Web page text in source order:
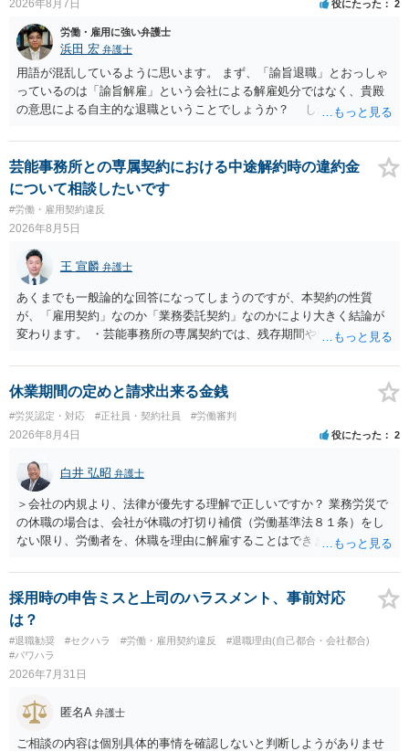
7:00 に相談してみてください。同じように未払となった他の従業員の
方がいれば一緒に相談してみるといいでしょう。
2026年8月7日 役にたった 2
労働・雇用に強い弁護士
浜田 宏 弁護士
用語が混乱しているように思います。 まず、「諭旨退職」とおっしゃ
っているのは「諭旨解雇」という会社による解雇処分ではなく、貴殿
の意思による自主的な退職ということでしょうか？ しかし、記載さ
す。 その場合、解雇には客観的で合理的な理由が必要であり、かつ
解雇という処分が社会通念上相当と認められない限り、解雇は無効で
す。 結局、貴殿のネット炎上の内容や原因、勤務先に与えた影響な
どを具体的に検討しなければ、何とも申し上げることができません。
また、育児休業法関係の問題もあるかもしれません。 ある程度労働
法に関する専門的な知識が必要な事案ですので、一度、お近くの弁護
士にご相談下さい。
芸能事務所との専属契約における中途解約時の違約金
について相談したいです
#労働・雇用契約違反
2026年8月5日
王 宣麟 弁護士
あくまでも一般論的な回答になってしまうのですが、本契約の性質
が、「雇用契約」なのか「業務委託契約」なのかにより大きく結論が
変わります。 ・芸能事務所の専属契約では、残存期間や報酬額、投下
務上よくあるからといって当然に適法という意味ではなく、実際の損
害との対応関係や合理性が重要です。 ・違約金に上限がなくても、常
に有効になるわけではありません。契約が労働契約に近い実態なら労
基法16条で無効となる余地があり、そうでなくても、金額が事務所の
損害と比べて過大なら無効や減額が争点になります。 ・契約前の修正
交渉は一般的です。 交渉の方向としては、上限額を設ける、実損害ベ
ースにする、算定根拠を明確化する、違約金ではなく「合理的な実
費・未回収費用のみ」に限定する、などが典型です。 ・弁護士に契約
前に契約書の内容をレビューしてもらう価値は十分にあると思われま
す。 争点は、契約類型が雇用か業務委託か、実態として労働者性があ
るか、解除事由が双方にどう定められているか、違約金の算定根拠が
合理的か、という複数論点に分かれます。契約前なら、交渉のパワー
バランスの問題もありますが、修正余地があるうえ、後から争うより
コストを抑えやすいので、資料等を持参の上弁護士に確認されること
をお勧めします。 ・事務所側の解除でも、解除理由によってはタレン
ト側に損害賠償が発生する建付けになっていることはあります。ただ
し、事務所側が一方的に解除したのにタレントへ違約金を課す設計
は、合理性や対価性を欠くとして争いやすいです。逆に、タレント側
の重大な契約違反がある場合は、実損害の範囲で請求される可能性は
あります。
休業期間の定めと請求出来る金銭
#労災認定・対応 #正社員・契約社員 #労働審判
2026年8月4日 役にたった 2
白井 弘昭 弁護士
＞会社の内規より、法律が優先する理解で正しいですか？ 業務労災で
の休職の場合は、会社が休職の打切り補償（労働基準法８１条）をし
ない限り、労働者を、休職を理由に解雇することはできません（労働
期間満了による退職は、業務労災への適用はありませんので、ご安心
ください。 仮に会社が打切り補償をせずに解雇した場合は、不当解雇
に当たります。 ＞労災の休業補償と、所得補償保険の保険金とは別
に、受け取れる金銭はありますでしょうか？ 業務労災の場合は、会社
の安全配慮義務違反が認められると解されますので、会社の損害賠償
責任（治療費、通院慰謝料、入院費、入院慰謝料、後遺障害慰謝料、
災での第三者行為傷害（同僚の不注意等による事故）の場合は、当該
第三者の賠償責任も考えられます。 労災で支払われた分は、損害額か
ら控除（損益相殺）されますが、それを超えた部分は、会社もしく
採用時の申告ミスと上司のハラスメント、事前対応
は？
#退職勧奨 #セクハラ #労働・雇用契約違反
#退職理由(自己都合・会社都合)
#パワハラ
2026年7月31日
匿名A 弁護士
ご相談の内容は個別具体的事情を確認しないと判断しようがありませ